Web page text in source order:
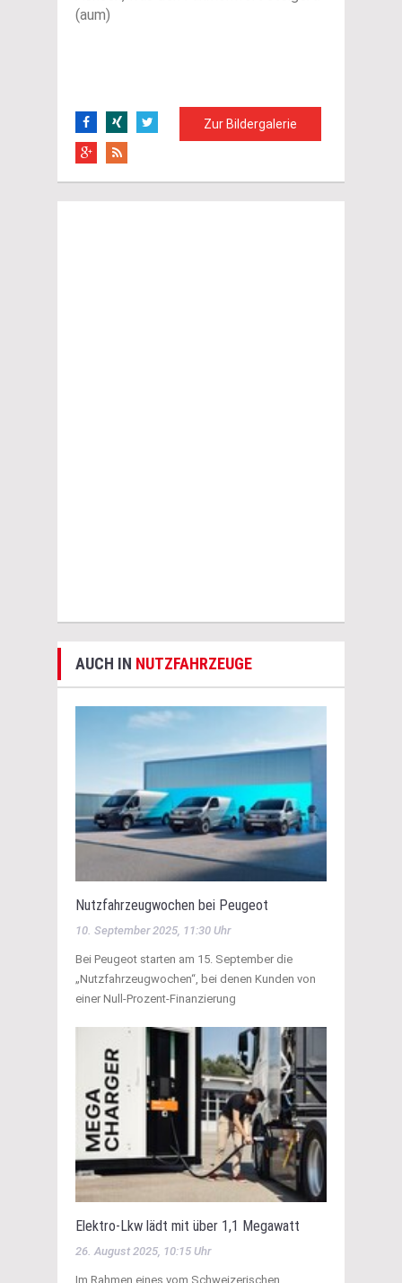
(aum)
Zur Bildergalerie
AUCH IN NUTZFAHRZEUGE
Nutzfahrzeugwochen bei Peugeot
10. September 2025, 11:30 Uhr
Bei Peugeot starten am 15. September die
„Nutzfahrzeugwochen“, bei denen Kunden von
einer Null-Prozent-Finanzierung
Elektro-Lkw lädt mit über 1,1 Megawatt
26. August 2025, 10:15 Uhr
Im Rahmen eines vom Schweizerischen